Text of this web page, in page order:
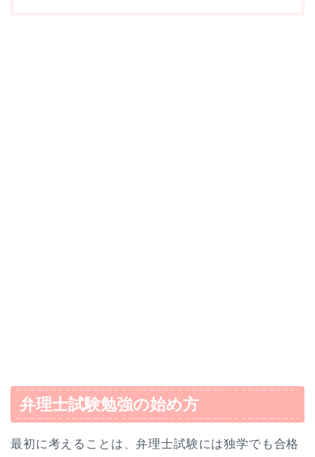
弁理士試験勉強の始め方
最初に考えることは、弁理士試験には独学でも合格